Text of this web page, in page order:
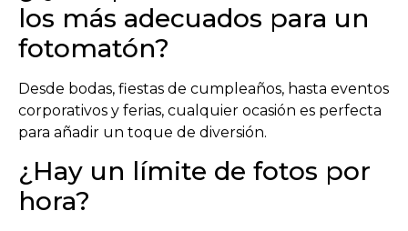
los más adecuados para un
fotomatón?
Desde bodas, fiestas de cumpleaños, hasta eventos
corporativos y ferias, cualquier ocasión es perfecta
para añadir un toque de diversión.
¿Hay un límite de fotos por
hora?